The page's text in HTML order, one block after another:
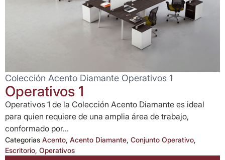
Colección Acento Diamante Operativos 1
Operativos 1
Operativos 1 de la Colección Acento Diamante es ideal
para quien requiere de una amplia área de trabajo,
conformado por...
Categorias Acento, Acento Diamante, Conjunto Operativo,
Escritorio, Operativos